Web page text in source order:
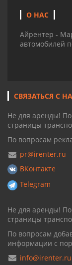
О НАС
Айрентер -
автомобилей
СВЯЗАТЬСЯ С
Не для аренды!
страницы
По вопросам
pr@irenter.ru
ВКонтакте
Telegram
Не для аренды!
страницы
По вопросам
информации с
info@irenter.ru